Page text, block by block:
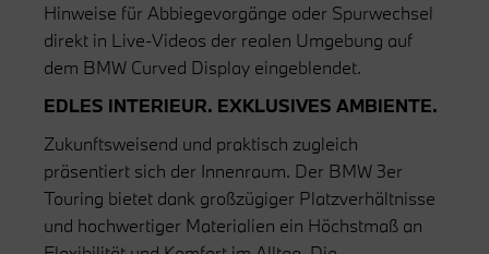
Hinweise für Abbiegevorgänge oder Spurwechsel
direkt in Live-Videos der realen Umgebung auf
dem BMW Curved Display eingeblendet.
EDLES INTERIEUR. EXKLUSIVES AMBIENTE.
Zukunftsweisend und praktisch zugleich
präsentiert sich der Innenraum. Der BMW 3er
Touring bietet dank großzügiger Platzverhältnisse
und hochwertiger Materialien ein Höchstmaß an